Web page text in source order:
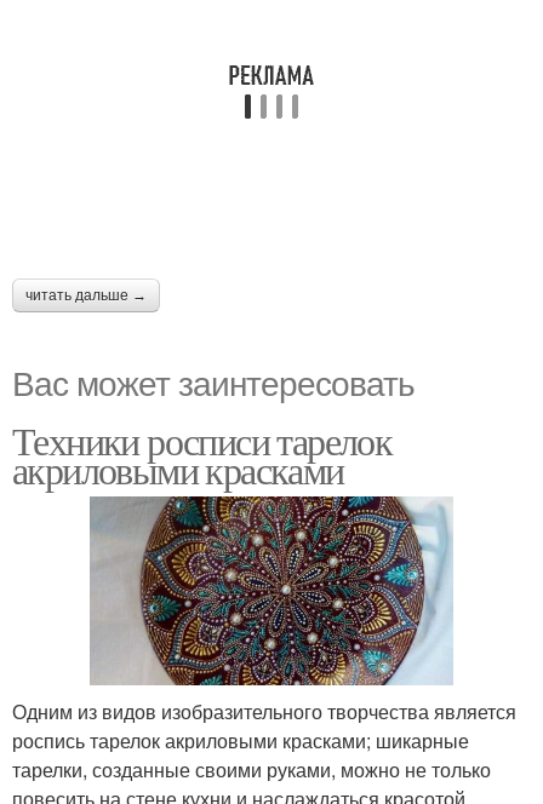
читать дальше →
Вас может заинтересовать
Техники росписи тарелок
акриловыми красками
Одним из видов изобразительного творчества является
роспись тарелок акриловыми красками; шикарные
тарелки, созданные своими руками, можно не только
повесить на стене кухни и наслаждаться красотой